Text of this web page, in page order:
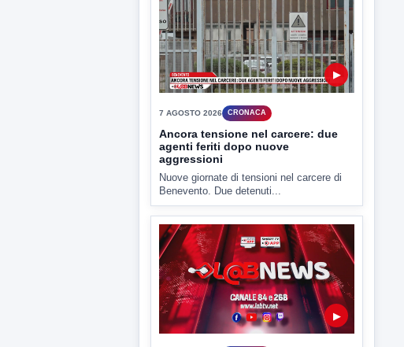
▶
Ancora tensione nel carcere: due
agenti feriti dopo nuove
aggressioni
Nuove giornate di tensioni nel carcere di
Benevento. Due detenuti...
▶